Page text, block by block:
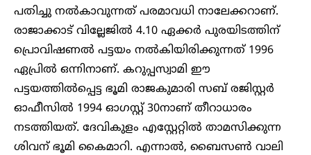
പതിച്ചു നൽകാവുന്നത് പരമാവധി നാലേക്കറാണ്.
രാജാക്കാട് വില്ലേജിൽ 4.10 ഏക്കർ പുരയിടത്തിന്
പ്രൊവിഷണൽ പട്ടയം നൽകിയിരിക്കുന്നത് 1996
ഏപ്രിൽ ഒന്നിനാണ്. കറുപ്പസ്വാമി ഈ
പട്ടയത്തിൽപ്പെട്ട ഭൂമി രാജകുമാരി സബ് രജിസ്റ്റർ
ഓഫീസിൽ 1994 ഓഗസ്റ്റ് 30നാണ് തീറാധാരം
നടത്തിയത്. ദേവികുളം എസ്റ്റേറ്റിൽ താമസിക്കുന്ന
ശിവന് ഭൂമി കൈമാറി. എന്നാൽ, ബൈസൺ വാലി